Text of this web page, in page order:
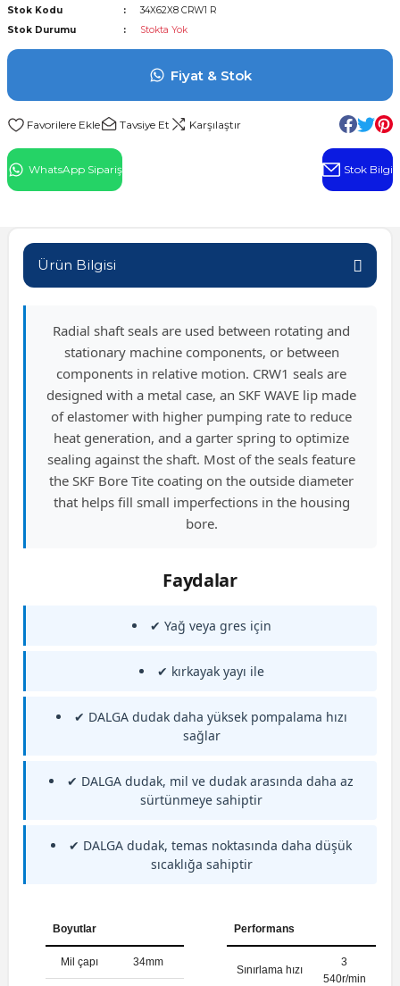
Rulman
Stok Kodu
34X62X8 CRW1 R
Stok Durumu
Stokta Yok
Fiyat & Stok
Tavsiye Et Karşılaştır
WhatsApp Sipariş Stok Bilgi
Ürün Bilgisi
Radial shaft seals are used between rotating and
stationary machine components, or between
components in relative motion. CRW1 seals are
designed with a metal case, an SKF WAVE lip made
of elastomer with higher pumping rate to reduce
heat generation, and a garter spring to optimize
sealing against the shaft. Most of the seals feature
the SKF Bore Tite coating on the outside diameter
that helps fill small imperfections in the housing
bore.
Faydalar
✔ Yağ veya gres için
✔ kırkayak yayı ile
✔ DALGA dudak daha yüksek pompalama hızı
sağlar
✔ DALGA dudak, mil ve dudak arasında daha az
sürtünmeye sahiptir
✔ DALGA dudak, temas noktasında daha düşük
sıcaklığa sahiptir
Boyutlar
Mil çapı 34mm
Performans
Sınırlama hızı
3
540r/min